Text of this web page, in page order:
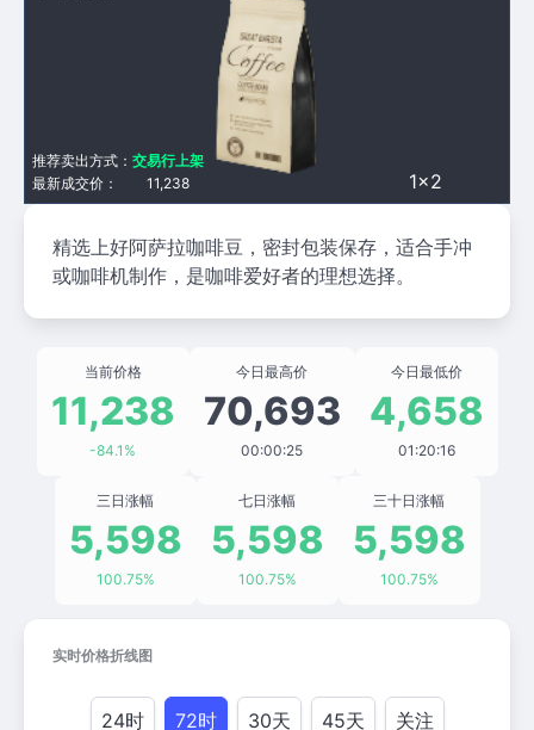
1×2
最新成交价： 11,238
推荐卖出方式： 交易行上架
精选上好阿萨拉咖啡豆，密封包装保存，适合手冲
或咖啡机制作，是咖啡爱好者的理想选择。
当前价格
11,238
-84.1%
今日最高价
70,693
00:00:25
今日最低价
4,658
01:20:16
三日涨幅
5,598
100.75%
七日涨幅
5,598
100.75%
三十日涨幅
5,598
100.75%
实时价格折线图
24时 72时 30天 45天 关注